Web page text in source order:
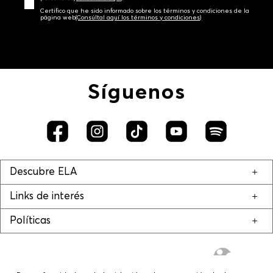
Certifico que he sido informado sobre los términos y condiciones de la
página web‎(Consúltal aquí los términos y condiciones)
Síguenos
Descubre ELA
Links de interés
Políticas